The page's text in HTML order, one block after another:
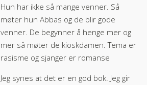
Hun har ikke så mange venner. Så
møter hun Abbas og de blir gode
venner. De begynner å henge mer og
mer så møter de kioskdamen. Tema er
rasisme og sjanger er romanse
Jeg synes at det er en god bok. Jeg gir